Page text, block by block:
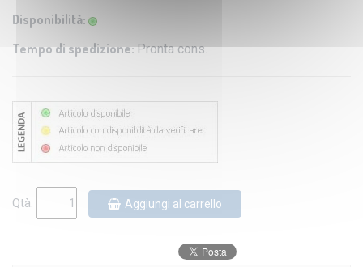
Disponibilità:
Tempo di spedizione:Pronta cons.
Qtà: Aggiungi al carrello